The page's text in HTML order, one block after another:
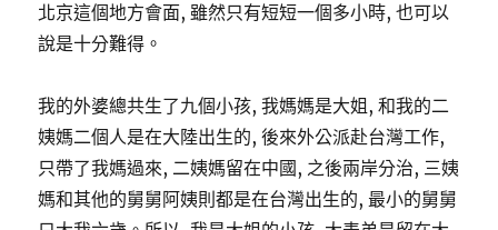
北京這個地方會面, 雖然只有短短一個多小時, 也可以
說是十分難得。
我的外婆總共生了九個小孩, 我媽媽是大姐, 和我的二
姨媽二個人是在大陸出生的, 後來外公派赴台灣工作,
只帶了我媽過來, 二姨媽留在中國, 之後兩岸分治, 三姨
媽和其他的舅舅阿姨則都是在台灣出生的, 最小的舅舅